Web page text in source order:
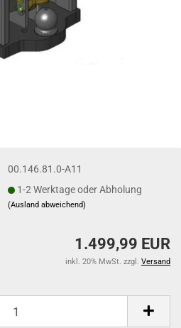
00.146.81.0-A11
1-2 Werktage oder Abholung
(Ausland abweichend)
1.499,99 EUR
inkl. 20% MwSt. zzgl. Versand